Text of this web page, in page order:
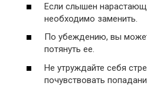
Если слышен
необходимо заменить.
По убеждению, вы
потянуть ее.
Не утруждайте себя
почувствовать